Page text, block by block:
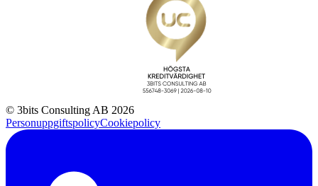
© 3bits Consulting AB 2026
PersonuppgiftspolicyCookiepolicy